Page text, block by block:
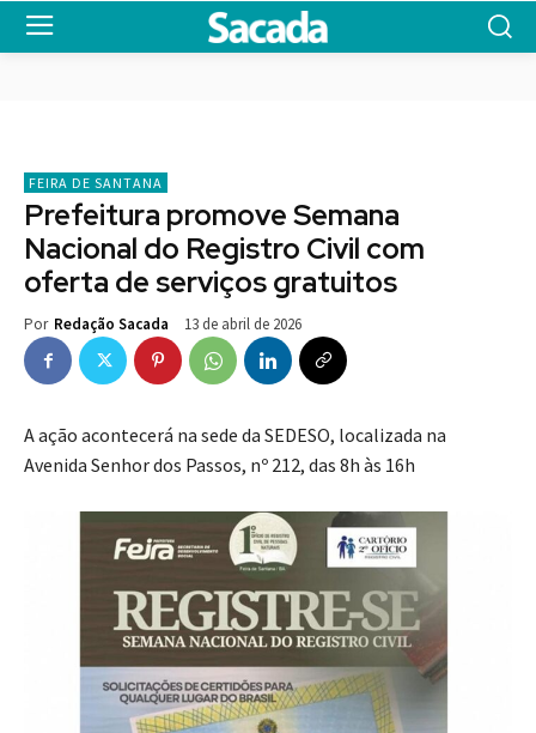
FEIRA DE SANTANA
Prefeitura promove Semana
Nacional do Registro Civil com
oferta de serviços gratuitos
Por Redação Sacada 13 de abril de 2026
A ação acontecerá na sede da SEDESO, localizada na
Avenida Senhor dos Passos, nº 212, das 8h às 16h